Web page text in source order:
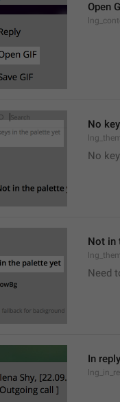
Open
No
No
Not in
Need
In